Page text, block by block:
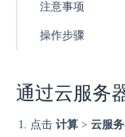
注意事项
操作步骤
通过云服务
点击 计算 > 云服